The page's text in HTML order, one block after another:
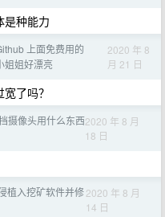
是种能力
上面免费用的
姐姐好漂亮
2020 年 8
月 21 日
了吗？
摄像头用什么东西2020 年 8 月
18 日
植入挖矿软件并修2020 年 8 月
14 日